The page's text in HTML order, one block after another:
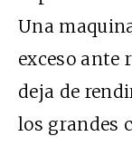
Una
exceso ante
deja de
los grandes